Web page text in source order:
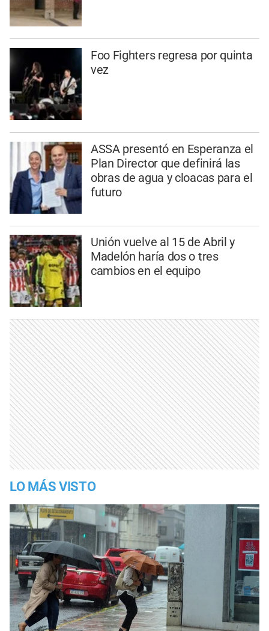
Foo Fighters regresa por quinta
vez
ASSA presentó en Esperanza el
Plan Director que definirá las
obras de agua y cloacas para el
futuro
Unión vuelve al 15 de Abril y
Madelón haría dos o tres
cambios en el equipo
LO MÁS VISTO